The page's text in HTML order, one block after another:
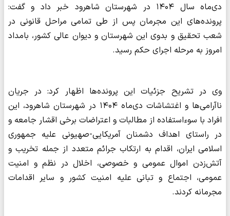
دی‌ماه سال ۱۴۰۴ در شهرستان شاهرود خبر داد و گفت:
پرونده‌های این مجرمان پس از طی تمامی مراحل قانونی در
شعب تحقیق و بدوی این شهرستان و دیوان عالی کشور، بامداد
امروز به مرحله اجرای حکم رسید.
وی در تشریح جزئیات این پرونده‌ها اظهار کرد: در جریان
ناآرامی‌ها و اغتشاشات دی‌ماه ۱۴۰۴ در شهرستان شاهرود، این
افراد با سوءاستفاده از مطالبات و اعتراضات برخی اقشار جامعه و
در راستای اهداف دشمنان آمریکایی-صهیونی علیه جمهوری
اسلامی ایران، اقدام به ارتکاب جرائم متعدد از جمله تخریب و
آتش‌زدن اموال عمومی و خصوصی، اخلال در نظم و امنیت
عمومی، اجتماع و تبانی علیه امنیت کشور و سایر اقدامات
مجرمانه کردند.